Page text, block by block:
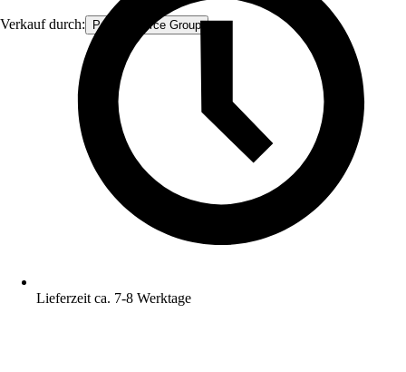
Verkauf durch: Procommerce Group
Lieferzeit ca. 7-8 Werktage